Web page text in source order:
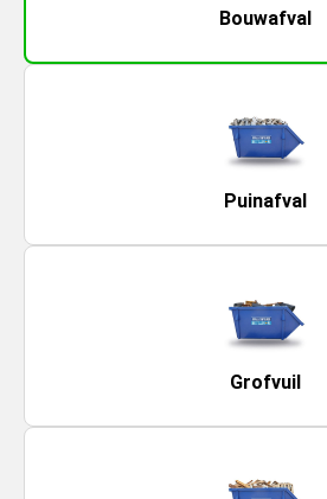
Bouwafval
Puinafval
Grofvuil